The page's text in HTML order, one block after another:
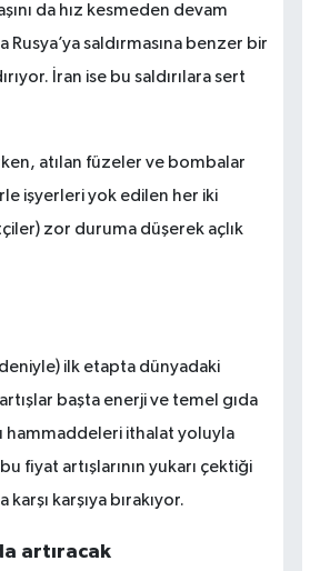
da hız kesmeden devam
saldırmasına benzer bir
İran ise bu saldırılara sert
atılan füzeler ve bombalar
işyerleri yok edilen her iki
zor duruma düşerek açlık
ilk etapta dünyadaki
başta enerji ve temel gıda
hammaddeleri ithalat yoluyla
fiyat artışlarının yukarı çektiği
karşıya bırakıyor.
artıracak